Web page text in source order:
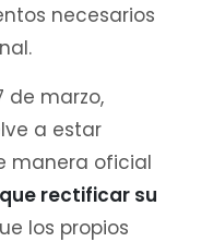
necesarios
de marzo,
a estar
manera oficial
rectificar su
los propios